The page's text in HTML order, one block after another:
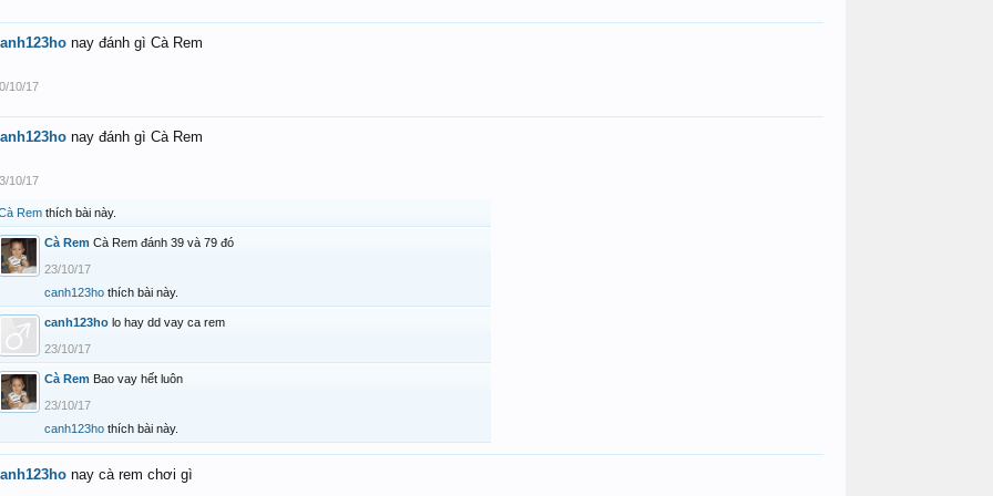
nay đánh gì Cà Rem
10/17
nay đánh gì Cà Rem
10/17
Rem thích bài này.
Cà Rem Cà Rem đánh 39 và 79 đó
23/10/17
canh123ho thích bài này.
canh123ho lo hay dd vay ca rem
23/10/17
Cà Rem Bao vay hết luôn
23/10/17
canh123ho thích bài này.
nay cà rem chơi gì